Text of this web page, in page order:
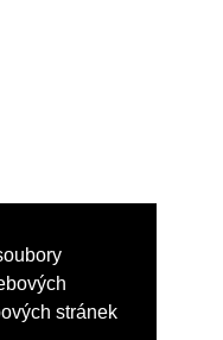
stránek